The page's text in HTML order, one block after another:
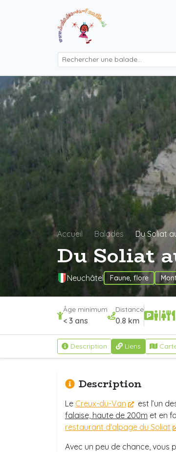
Accueil Balades Du Soliat
Du Soliat
Neuchâtel Faune, flore
Âge minimum
< 3 ans
Distance
0.8 km
Description Liens
Description
Le Creux-du-Van est l’un
falaise, haute de 200m et en
restaurant d'alpage du Soliat
Avec un peu de chance, vous